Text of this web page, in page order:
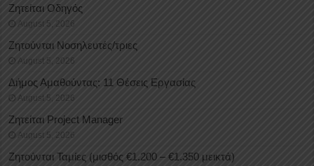
Ζητείται Οδηγός
August 5, 2026
Ζητούνται Νοσηλευτές/τριες
August 5, 2026
Δήμος Αμαθούντας: 11 Θέσεις Εργασίας
August 5, 2026
Ζητείται Project Manager
August 5, 2026
Ζητούνται Ταμίες (μισθός €1.200 – €1.350 μεικτά)